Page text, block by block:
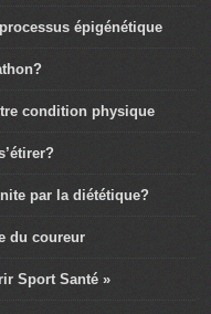
épigénétique
condition physique
par la diététique?
du coureur
Sport Santé »